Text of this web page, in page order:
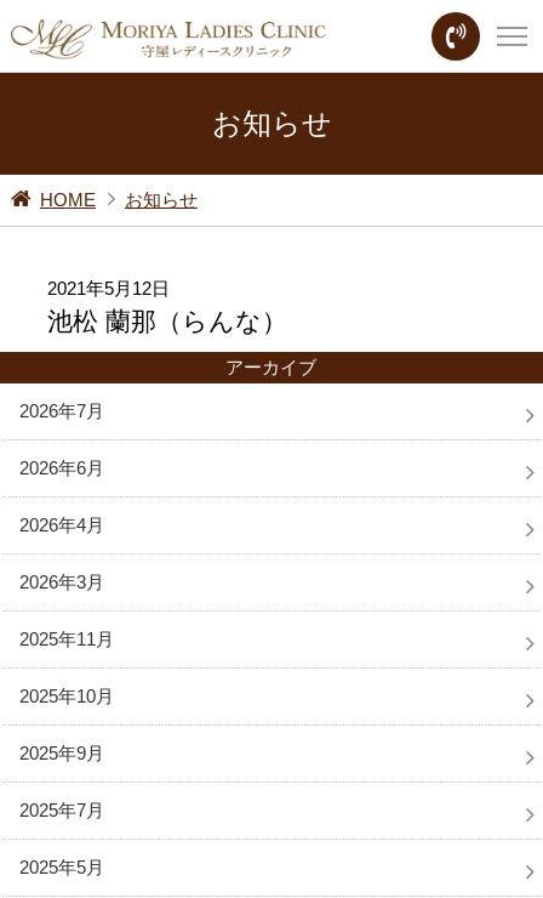
お知らせ
HOME お知らせ
2021年5月12日
池松 蘭那（らんな）
アーカイブ
2026年7月
2026年6月
2026年4月
2026年3月
2025年11月
2025年10月
2025年9月
2025年7月
2025年5月